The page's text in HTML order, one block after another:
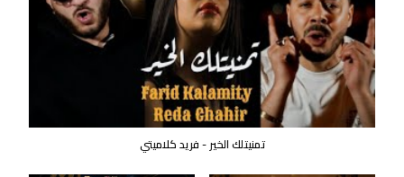
تمنيتلك الخير - فريد كلاميتي